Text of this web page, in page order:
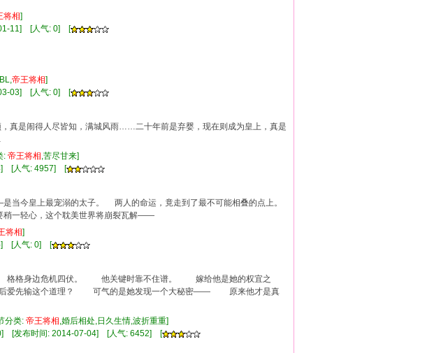
将相]
01-11] [人气: 0] [
帝王将相]
03-03] [人气: 0] [
是闹得人尽皆知，满城风雨……二十年前是弃婴，现在则成为皇上，真是
: 帝王将相,苦尽甘来]
[人气: 4957] [
当今皇上最宠溺的太子。 两人的命运，竟走到了最不可能相叠的点上。
稍一轻心，这个耽美世界将崩裂瓦解——
将相]
[人气: 0] [
身边危机四伏。 他关键时靠不住谱。 嫁给他是她的权宜之
先输这个道理？ 可气的是她发现一个大秘密—— 原来他才是真
分类: 帝王将相,婚后相处,日久生情,波折重重]
[发布时间: 2014-07-04] [人气: 6452] [